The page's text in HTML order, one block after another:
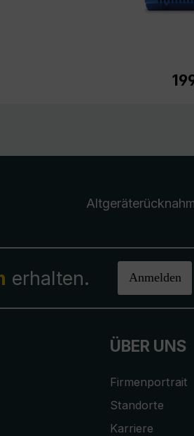
erhalten. Anmelden
ÜBER UNS
Firmenportrait
Standorte
Karriere